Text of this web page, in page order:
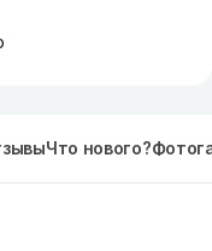
Что нового?